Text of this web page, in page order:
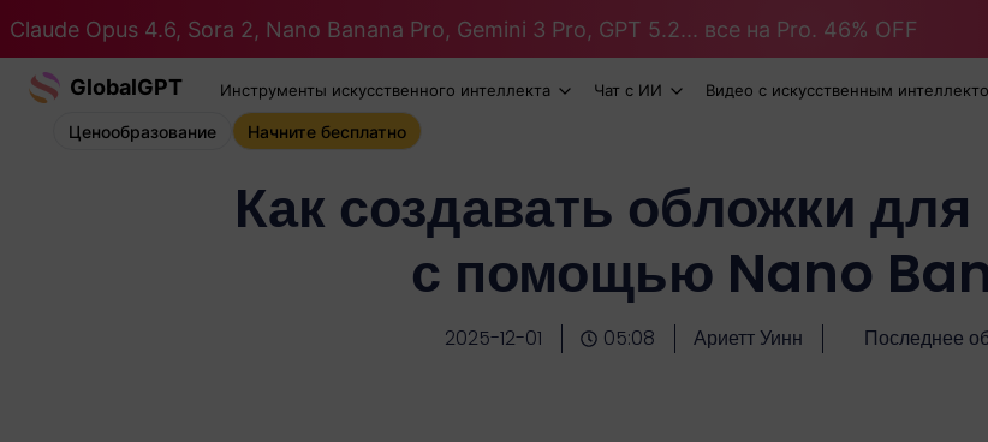
Claude Opus 4.6, Sora 2, Nano Banana Pro, Gemini 3 Pro, GPT 5.2... все на Pro. 46% OFF
GlobalGPT Инструменты искусственного интеллекта Чат с ИИ Видео с искусственным
Ценообразование Начните бесплатно
Как создавать обложки для
с помощью Nano
2025-12-01 05:08 Ариетт Уинн Последнее